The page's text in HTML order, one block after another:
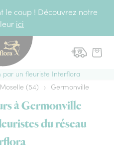
le coup ! Découvrez notre
ici
par un fleuriste Interflora
(54) › Germonville
à Germonville
du réseau